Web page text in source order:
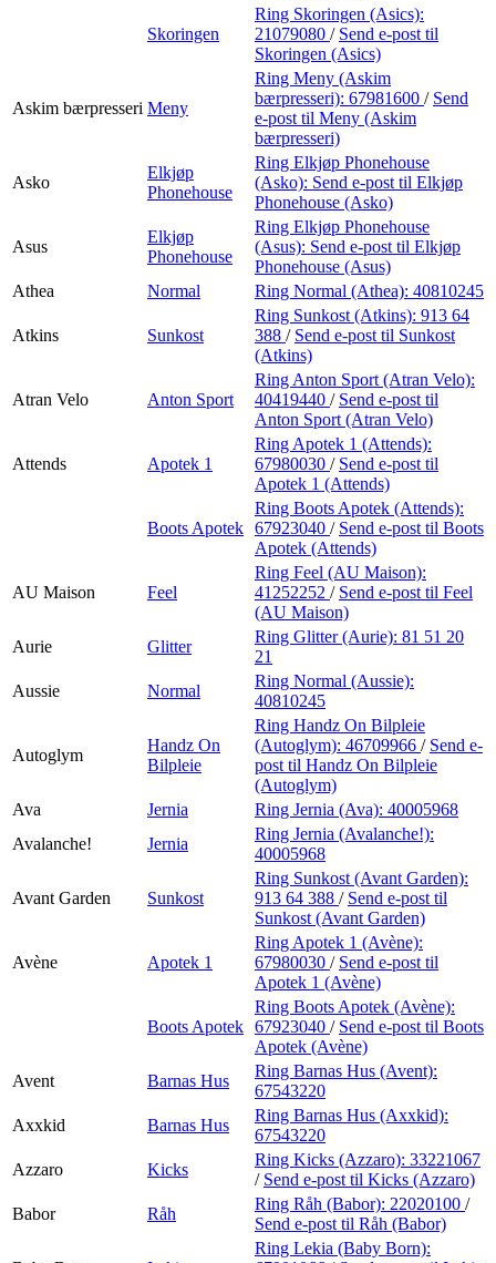
Skoringen
Ring Skoringen (Asics):
21079080 / Send e-post til
Skoringen (Asics)
Askim bærpresseri Meny
Ring Meny (Askim
bærpresseri): 67981600 / Send
e-post til Meny (Askim
bærpresseri)
Asko
Elkjøp
Phonehouse
Ring Elkjøp Phonehouse
(Asko): Send e-post til Elkjøp
Phonehouse (Asko)
Asus
Elkjøp
Phonehouse
Ring Elkjøp Phonehouse
(Asus): Send e-post til Elkjøp
Phonehouse (Asus)
Athea
Normal Ring Normal (Athea): 40810245
Atkins Sunkost
Ring Sunkost (Atkins): 913 64
388 / Send e-post til Sunkost
(Atkins)
Atran Velo Anton Sport
Ring Anton Sport (Atran Velo):
40419440 / Send e-post til
Anton Sport (Atran Velo)
Attends Apotek 1
Ring Apotek 1 (Attends):
67980030 / Send e-post til
Apotek 1 (Attends)
Boots Apotek
Ring Boots Apotek (Attends):
67923040 / Send e-post til Boots
Apotek (Attends)
AU Maison Feel
Ring Feel (AU Maison):
41252252 / Send e-post til Feel
(AU Maison)
Aurie
Glitter
Ring Glitter (Aurie): 81 51 20
21
Aussie
Normal
Ring Normal (Aussie):
40810245
Autoglym
Handz On
Bilpleie
Ring Handz On Bilpleie
(Autoglym): 46709966 / Send e-
post til Handz On Bilpleie
(Autoglym)
Ava
Jernia Ring Jernia (Ava): 40005968
Avalanche!
Jernia
Ring Jernia (Avalanche!):
40005968
Avant Garden Sunkost
Ring Sunkost (Avant Garden):
913 64 388 / Send e-post til
Sunkost (Avant Garden)
Avène Apotek 1
Ring Apotek 1 (Avène):
67980030 / Send e-post til
Apotek 1 (Avène)
Boots Apotek
Ring Boots Apotek (Avène):
67923040 / Send e-post til Boots
Apotek (Avène)
Avent
Barnas Hus
Ring Barnas Hus (Avent):
67543220
Axxkid
Barnas Hus
Ring Barnas Hus (Axxkid):
67543220
Azzaro
Kicks
Ring Kicks (Azzaro): 33221067
/ Send e-post til Kicks (Azzaro)
Babor
Råh
Ring Råh (Babor): 22020100 /
Send e-post til Råh (Babor)
Ring Lekia (Baby Born):